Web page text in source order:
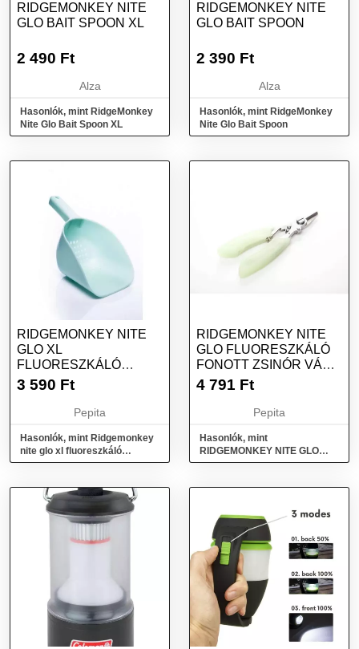
RIDGEMONKEY NITE
GLO BAIT SPOON XL
2 490 Ft
Alza
Hasonlók, mint RidgeMonkey
Nite Glo Bait Spoon XL
RIDGEMONKEY NITE
GLO BAIT SPOON
2 390 Ft
Alza
Hasonlók, mint RidgeMonkey
Nite Glo Bait Spoon
RIDGEMONKEY NITE
GLO XL
FLUORESZKÁLÓ
ETETŐLAPÁT
3 590 Ft
Pepita
Hasonlók, mint Ridgemonkey
nite glo xl fluoreszkáló
etetőlapát
RIDGEMONKEY NITE
GLO FLUORESZKÁLÓ
FONOTT ZSINÓR VÁGÓ
OLLÓ
4 791 Ft
Pepita
Hasonlók, mint
RIDGEMONKEY NITE GLO
FLUORESZKÁLÓ FONOTT